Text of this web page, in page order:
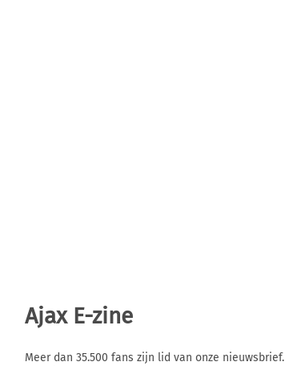
Ajax E-zine
Meer dan 35.500 fans zijn lid van onze nieuwsbrief.